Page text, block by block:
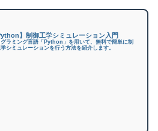
】制御工学シミュレーション入門
ラミング言語「Python」を用いて、無料で簡単に制
シミュレーションを行う方法を紹介します。